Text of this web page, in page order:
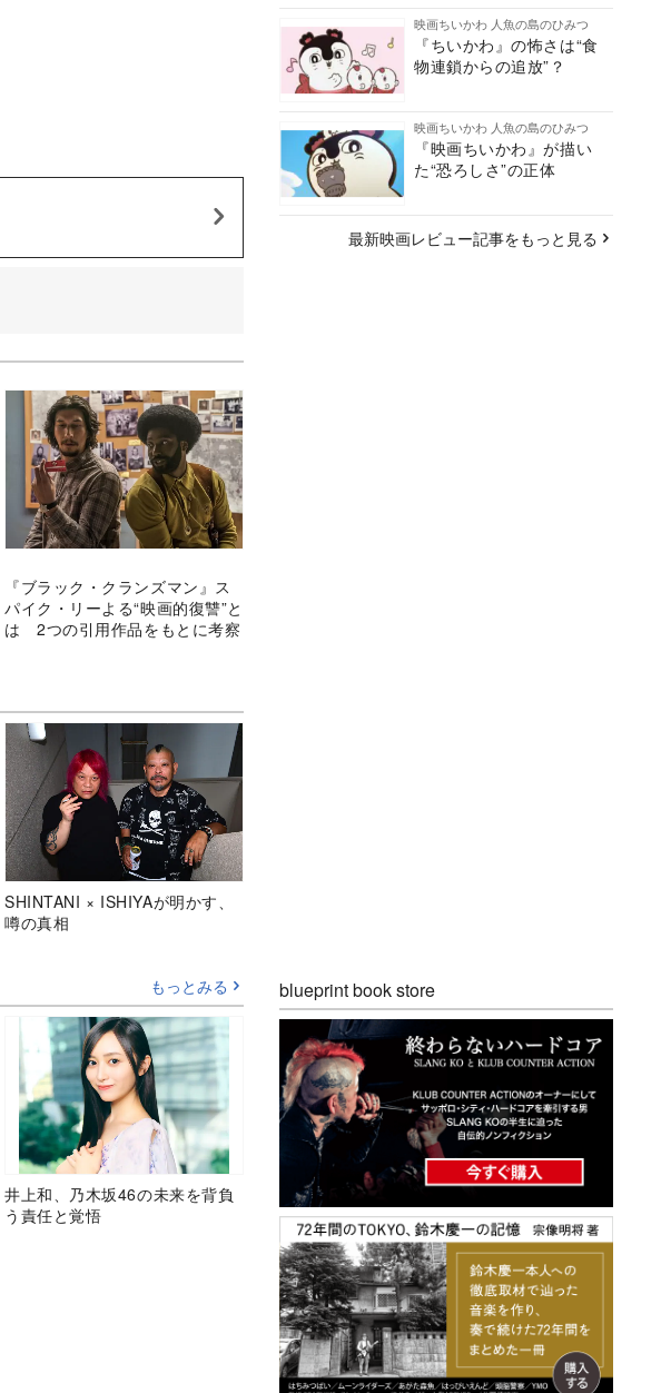
『ブラック・クランズマン』ス
パイク・リーよる“映画的復讐”と
は 2つの引用作品をもとに考察
SHINTANI × ISHIYAが明かす、
噂の真相
もっとみる
井上和、乃木坂46の未来を背負
う責任と覚悟
映画ちいかわ 人魚の島のひみつ
『ちいかわ』の怖さは“食
物連鎖からの追放”？
映画ちいかわ 人魚の島のひみつ
『映画ちいかわ』が描い
た“恐ろしさ”の正体
最新映画レビュー記事をもっと見る
blueprint book store